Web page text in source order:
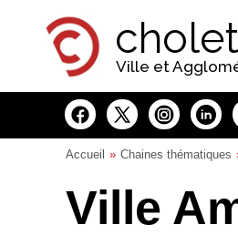
Ville et
Accueil Chaines thématiques
Ville